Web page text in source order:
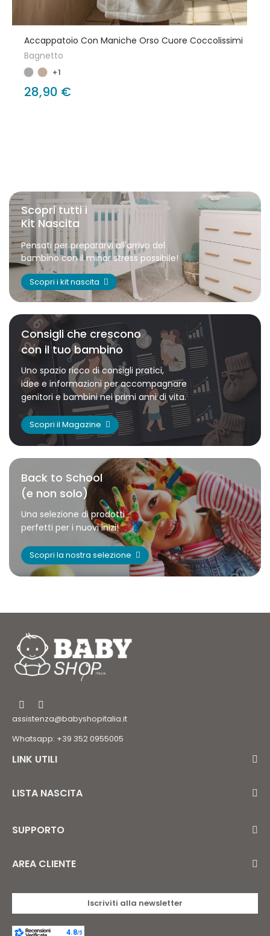
Accappatoio Con Maniche Orso Cuore Coccolissimi
Bagnetto
+1
28,90 €
Scopri tutti i
Kit Nascita
Pensati per prepararvi all'arrivo del
bambino con il minor stress possibile!
Scopri i kit nascita
Consigli che crescono
con il tuo bambino
Uno spazio ricco di consigli pratici,
idee e informazioni per accompagnare
genitori e bambini nei primi anni di vita.
Scopri il Magazine
Back to School
(e non solo)
Una selezione di prodotti
perfetti per i nuovi inizi!
Scopri la nostra selezione
assistenza@babyshopitalia.it
Whatsapp: +39 352 0955005
LINK UTILI
LISTA NASCITA
SUPPORTO
AREA CLIENTE
Iscriviti alla newsletter